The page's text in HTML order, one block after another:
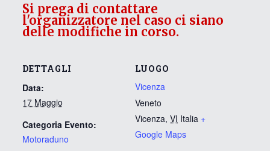
DETTAGLI
Data:
17 Maggio
Categoria Evento:
Motoraduno
LUOGO
Vicenza
Veneto
Vicenza, VI Italia +
Google Maps
Si prega di contattare
l'organizzatore nel caso ci siano
delle modifiche in corso.